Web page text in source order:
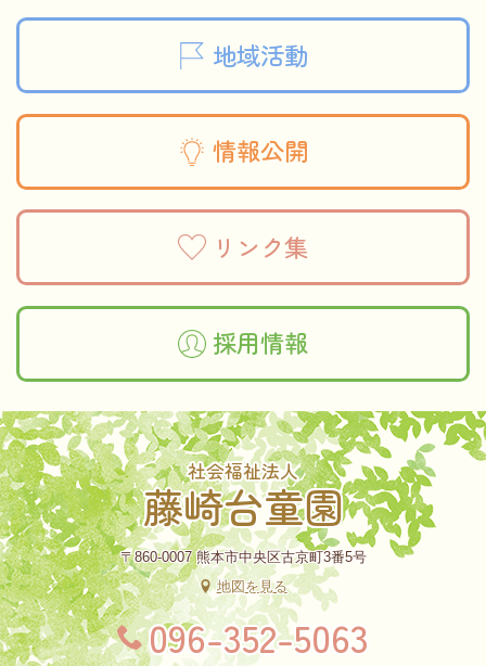
地域活動
情報公開
リンク集
採用情報
社会福祉法人
藤崎台童園
〒860-0007 熊本市中央区古京町3番5号
地図を見る
096-352-5063